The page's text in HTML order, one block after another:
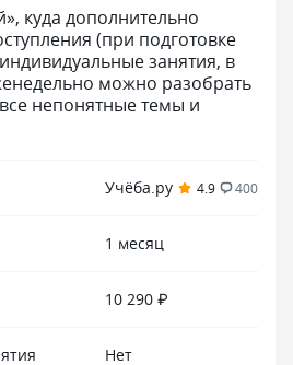
куда дополнительно
(при подготовке
занятия, в
можно разобрать
непонятные темы и
Учёба.ру 4.9 400
1 месяц
10 290 ₽
Нет